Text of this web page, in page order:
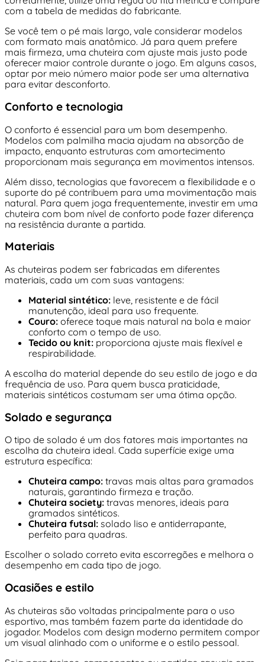
com a tabela de medidas do fabricante.
Se você tem o pé mais largo, vale considerar modelos
com formato mais anatômico. Já para quem prefere
mais firmeza, uma chuteira com ajuste mais justo pode
oferecer maior controle durante o jogo. Em alguns casos,
optar por meio número maior pode ser uma alternativa
para evitar desconforto.
Conforto e tecnologia
O conforto é essencial para um bom desempenho.
Modelos com palmilha macia ajudam na absorção de
impacto, enquanto estruturas com amortecimento
proporcionam mais segurança em movimentos intensos.
Além disso, tecnologias que favorecem a flexibilidade e o
suporte do pé contribuem para uma movimentação mais
natural. Para quem joga frequentemente, investir em uma
chuteira com bom nível de conforto pode fazer diferença
na resistência durante a partida.
Materiais
As chuteiras podem ser fabricadas em diferentes
materiais, cada um com suas vantagens:
Material sintético: leve, resistente e de fácil
manutenção, ideal para uso frequente.
Couro: oferece toque mais natural na bola e maior
conforto com o tempo de uso.
Tecido ou knit: proporciona ajuste mais flexível e
respirabilidade.
A escolha do material depende do seu estilo de jogo e da
frequência de uso. Para quem busca praticidade,
materiais sintéticos costumam ser uma ótima opção.
Solado e segurança
O tipo de solado é um dos fatores mais importantes na
escolha da chuteira ideal. Cada superfície exige uma
estrutura específica:
Chuteira campo: travas mais altas para gramados
naturais, garantindo firmeza e tração.
Chuteira society: travas menores, ideais para
gramados sintéticos.
Chuteira futsal: solado liso e antiderrapante,
perfeito para quadras.
Escolher o solado correto evita escorregões e melhora o
desempenho em cada tipo de jogo.
Ocasiões e estilo
As chuteiras são voltadas principalmente para o uso
esportivo, mas também fazem parte da identidade do
jogador. Modelos com design moderno permitem compor
um visual alinhado com o uniforme e o estilo pessoal.